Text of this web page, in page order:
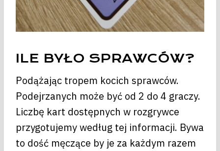
ILE BYŁO SPRAWCÓW?
Podążając tropem kocich sprawców.
Podejrzanych może być od 2 do 4 graczy.
Liczbę kart dostępnych w rozgrywce
przygotujemy według tej informacji. Bywa
to dość męczące by je za każdym razem